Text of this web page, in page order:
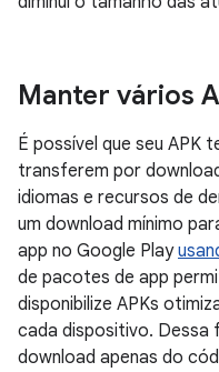
Manter vários
É possível que seu APK
transferem por
idiomas e recursos de
um download mínimo
app no Google Play
de pacotes de app
disponibilize APKs
cada dispositivo. Dessa
download apenas do